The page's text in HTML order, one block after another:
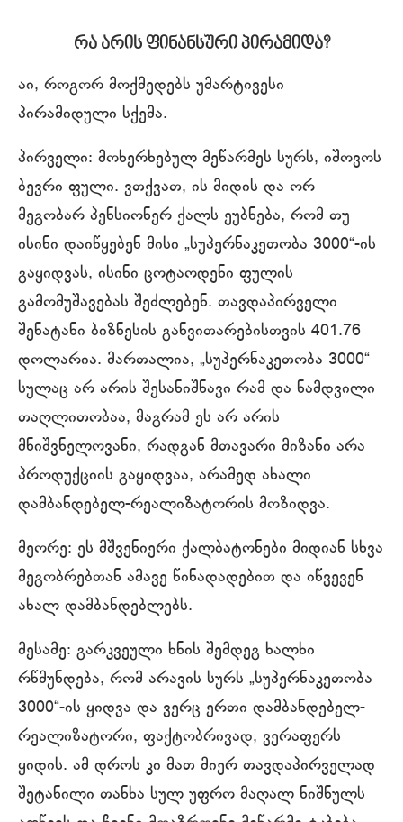
რა არის ფინანსური პირამიდა?
აი, როგორ მოქმედებს უმარტივესი
პირამიდული სქემა.
პირველი: მოხერხებულ მეწარმეს სურს, იშოვოს
ბევრი ფული. ვთქვათ, ის მიდის და ორ
მეგობარ პენსიონერ ქალს ეუბნება, რომ თუ
ისინი დაიწყებენ მისი „სუპერნაკეთობა 3000“-ის
გაყიდვას, ისინი ცოტაოდენი ფულის
გამომუშავებას შეძლებენ. თავდაპირველი
შენატანი ბიზნესის განვითარებისთვის 401.76
დოლარია. მართალია, „სუპერნაკეთობა 3000“
სულაც არ არის შესანიშნავი რამ და ნამდვილი
თაღლითობაა, მაგრამ ეს არ არის
მნიშვნელოვანი, რადგან მთავარი მიზანი არა
პროდუქციის გაყიდვაა, არამედ ახალი
დამბანდებელ-რეალიზატორის მოზიდვა.
მეორე: ეს მშვენიერი ქალბატონები მიდიან სხვა
მეგობრებთან ამავე წინადადებით და იწვევენ
ახალ დამბანდებლებს.
მესამე: გარკვეული ხნის შემდეგ ხალხი
რწმუნდება, რომ არავის სურს „სუპერნაკეთობა
3000“-ის ყიდვა და ვერც ერთი დამბანდებელ-
რეალიზატორი, ფაქტობრივად, ვერაფერს
ყიდის. ამ დროს კი მათ მიერ თავდაპირველად
შეტანილი თანხა სულ უფრო მაღალ ნიშნულს